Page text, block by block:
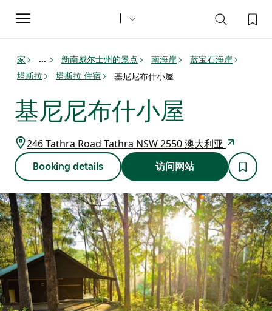
Toggle
navigation
家 ... 新南威尔士州的景点 南海岸
蓝宝石海岸
塔斯拉
塔斯拉 住宿 基尼尼布什小屋
基尼尼布什小屋
246 Tathra Road Tathra NSW 2550 澳大利亚
Booking details 访问网站